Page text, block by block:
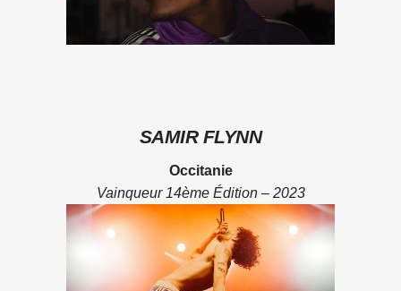
SAMIR FLYNN
Occitanie
Vainqueur 14ème Édition – 2023